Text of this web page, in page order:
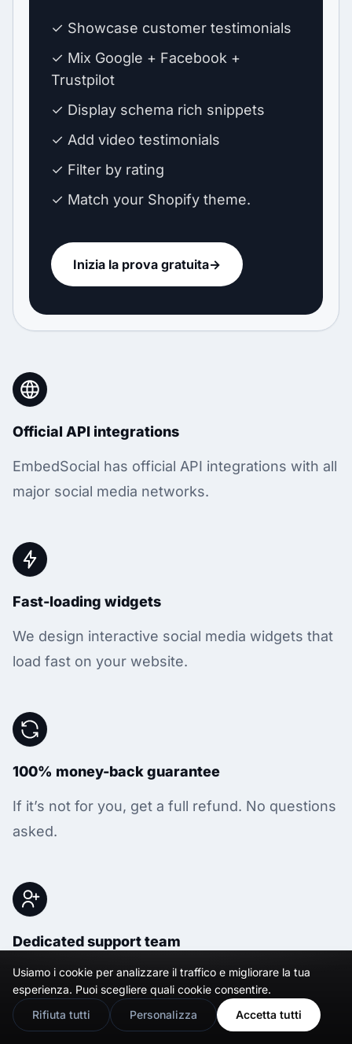
✓ Showcase customer testimonials
✓ Mix Google + Facebook +
Trustpilot
✓ Display schema rich snippets
✓ Add video testimonials
✓ Filter by rating
✓ Match your Shopify theme.
Inizia la prova gratuita→
Official API integrations
EmbedSocial has official API integrations with all
major social media networks.
Fast-loading widgets
We design interactive social media widgets that
load fast on your website.
100% money-back guarantee
If it’s not for you, get a full refund. No questions
asked.
Dedicated support team
Just click the bottom left chat icon, and our
team will assist you in real-time.
Usiamo i cookie per analizzare il traffico e migliorare la tua
esperienza. Puoi scegliere quali cookie consentire.
Rifiuta tutti
Personalizza Accetta tutti
🇬🇧 Would you prefer this site in English?
View in English